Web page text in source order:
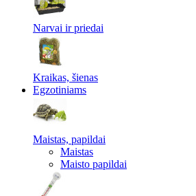
Narvai ir priedai
Kraikas, šienas
Egzotiniams
Maistas, papildai
Maistas
Maisto papildai